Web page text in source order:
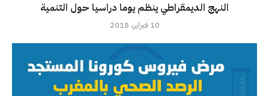
النهج الديمقراطي ينظم يوما دراسيا حول التنمية
10 فبراير، 2018